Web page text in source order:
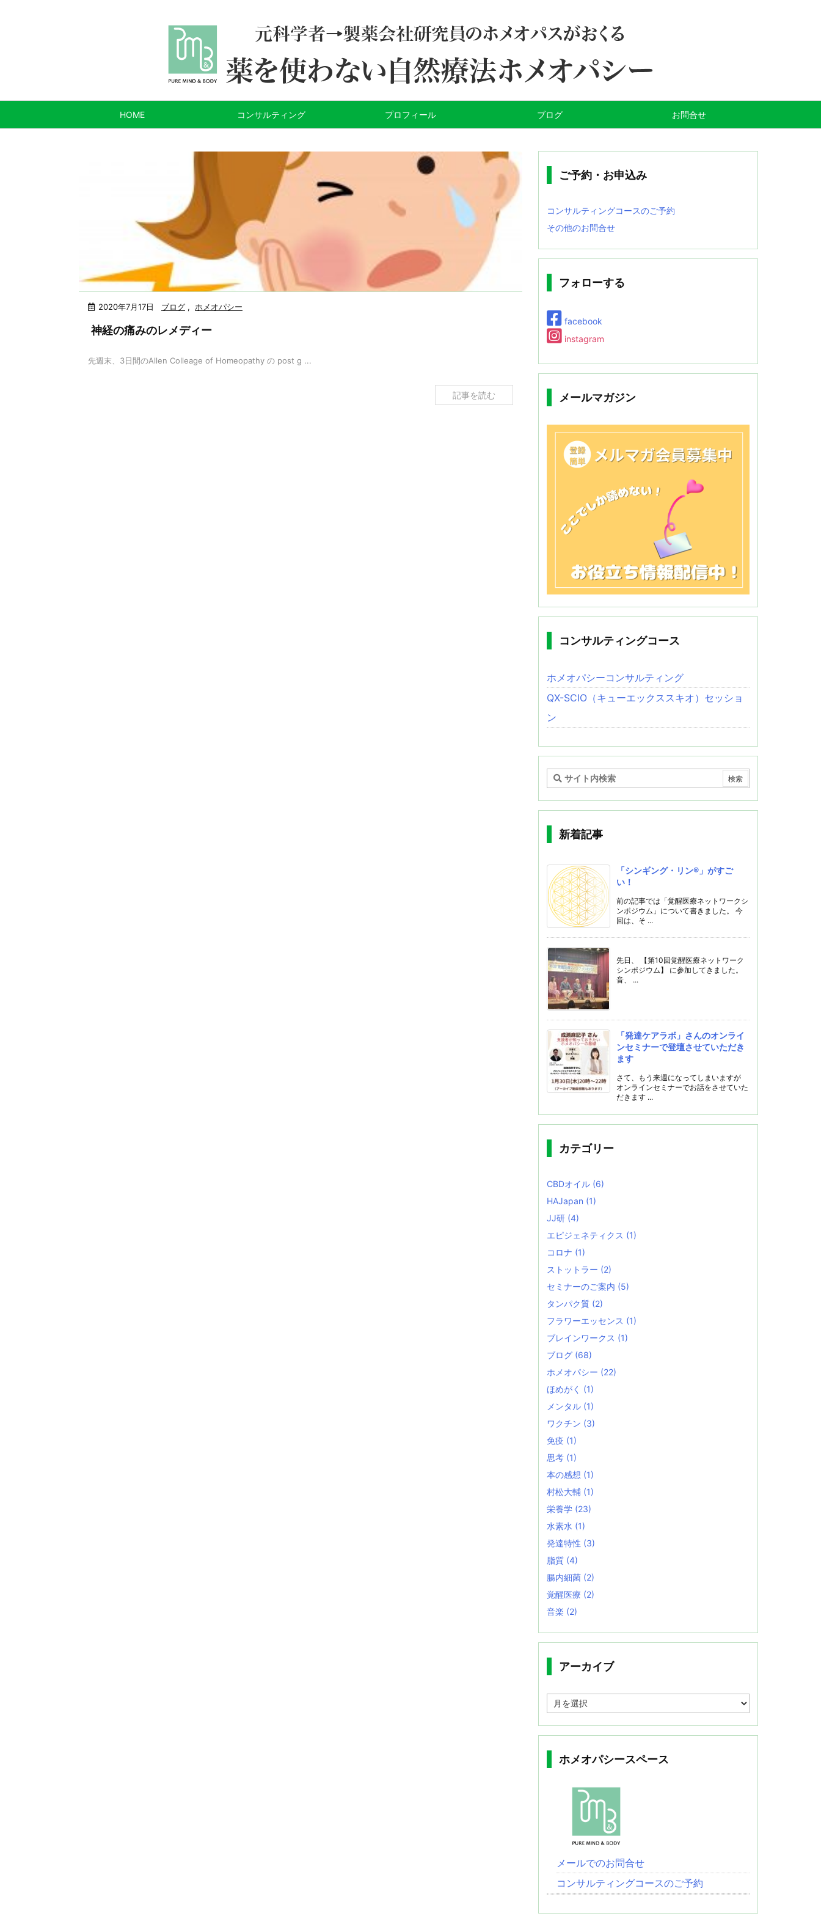
HOME コンサルティング プロフィール ブログ お問合せ
2020年7月17日 ブログ , ホメオパシー
神経の痛みのレメディー
先週末、3日間のAllen Colleage of Homeopathy の post g ...
記事を読む
ご予約・お申込み
コンサルティングコースのご予約
その他のお問合せ
フォローする
facebook
instagram
メールマガジン
コンサルティングコース
ホメオパシーコンサルティング
QX-SCIO（キューエックススキオ）セッショ
ン
新着記事
「シンギング・リン®️」がすご
い！
前の記事では「覚醒医療ネットワークシ
ンポジウム」について書きました。 今
回は、そ ...
先日、 【第10回覚醒医療ネットワーク
シンポジウム】 に参加してきました。
音、 ...
「発達ケアラボ」さんのオンライ
ンセミナーで登壇させていただき
ます
さて、もう来週になってしまいますが
オンラインセミナーでお話をさせていた
だきます ...
カテゴリー
CBDオイル (6)
HAJapan (1)
JJ研 (4)
エピジェネティクス (1)
コロナ (1)
ストットラー (2)
セミナーのご案内 (5)
タンパク質 (2)
フラワーエッセンス (1)
ブレインワークス (1)
ブログ (68)
ホメオパシー (22)
ほめがく (1)
メンタル (1)
ワクチン (3)
免疫 (1)
思考 (1)
本の感想 (1)
村松大輔 (1)
栄養学 (23)
水素水 (1)
発達特性 (3)
脂質 (4)
腸内細菌 (2)
覚醒医療 (2)
音楽 (2)
アーカイブ
ー
カ
イ
ブ
ホメオパシースペース
メールでのお問合せ
コンサルティングコースのご予約